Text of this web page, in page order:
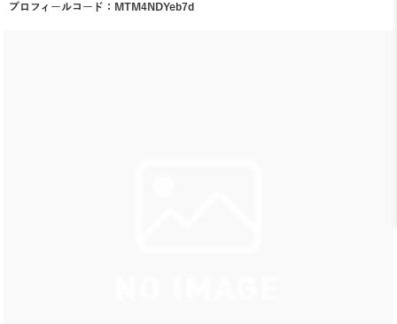
プロフィールコード： MTM4NDYeb7d